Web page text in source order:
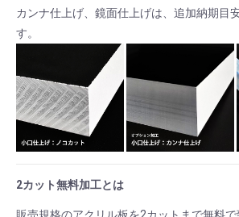
カンナ仕上げ、鏡面仕上げは、追加納期目
す。
2カット無料加工とは
販売規格のアクリル板を2カットまで無料で